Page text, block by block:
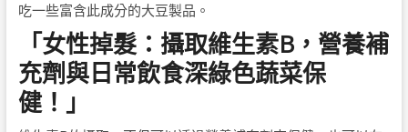
吃一些富含此成分的大豆製品。
「女性掉髮：攝取維生素B，營養補
充劑與日常飲食深綠色蔬菜保
健！」